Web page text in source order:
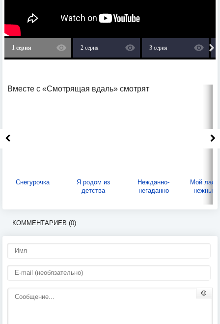
1 серия 2 серия 3 серия
Вместе с «Смотрящая вдаль» смотрят
Снегурочка
Я родом из
детства
Нежданно-
негаданно
Мой
нежный
КОММЕНТАРИЕВ (0)